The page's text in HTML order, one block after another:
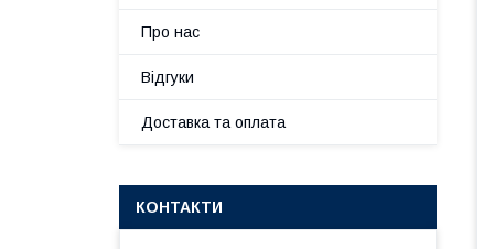
Про нас
Відгуки
Доставка та оплата
КОНТАКТИ